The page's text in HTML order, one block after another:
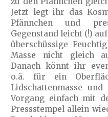
Jetzt legt ihr das
Pfännchen und
Gegenstand leicht (!)
überschüssige
Masse nicht gleich
Danach könnt ihr
o.ä. für ein
Lidschattenmasse
Vorgang einfach mit
Pressstempel allein